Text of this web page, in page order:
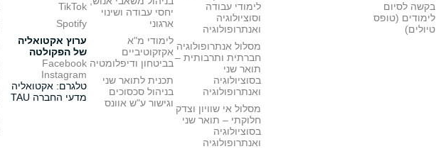
בקשה לסיום
לימודים (טופס
טיולים)
לימודי עבודה
וסוציולוגיה
ואנתרופולוגיה
מסלול אנתרופולוגיה
חברתית ותרבותית –
תואר שני
בסוציולוגיה
ואנתרופולוגיה
מסלול אי שוויון וצדק
חלוקתי – תואר שני
בסוציולוגיה
ואנתרופולוגיה
יחסי עבודה ושינוי
ארגוני
לימודי מ"א
אקזקוטיביים
בביטחון ודיפלומטיה
תכנית לתואר שני
בניהול סכסוכים
וגישור ע"ש אוונס
TikTok
Spotify
ערוץ אקטואליה
של הפקולטה
Facebook
Instagram
טלגרם: אקטואליה
מדעי החברה TAU